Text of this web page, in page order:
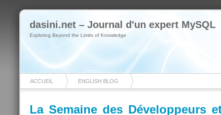
dasini.net – Journal d'un expert MySQL
Exploring Beyond the Limits of Knowledge
ACCUEIL ENGLISH BLOG
La Semaine des Développeurs